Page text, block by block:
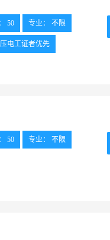
50 专业： 不限
电工证者优先
50 专业： 不限